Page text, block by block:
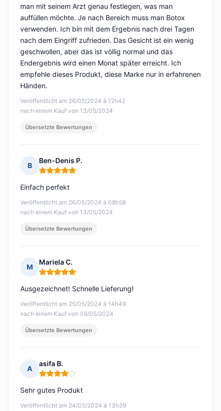
Veröffentlicht am 26/05/2024 à 12h42
nach einem Kauf von 13/05/2024
man mit seinem Arzt genau festlegen, was man
auffüllen möchte. Je nach Bereich muss man Botox
verwenden. Ich bin mit dem Ergebnis nach drei Tagen
nach dem Eingriff zufrieden. Das Gesicht ist ein wenig
geschwollen, aber das ist völlig normal und das
Endergebnis wird einen Monat später erreicht. Ich
empfehle dieses Produkt, diese Marke nur in erfahrenen
Händen.
Übersetzte Bewertungen
B
Ben-Denis P.
Hinweis: 5 von 5
Veröffentlicht am 26/05/2024 à 08h58
nach einem Kauf von 13/05/2024
Einfach perfekt
Übersetzte Bewertungen
M
Mariela C.
Hinweis: 5 von 5
Veröffentlicht am 25/05/2024 à 14h49
nach einem Kauf von 09/05/2024
Ausgezeichnet! Schnelle Lieferung!
Übersetzte Bewertungen
A
asifa B.
Hinweis: 4 von 5
Veröffentlicht am 24/05/2024 à 13h39
Sehr gutes Produkt